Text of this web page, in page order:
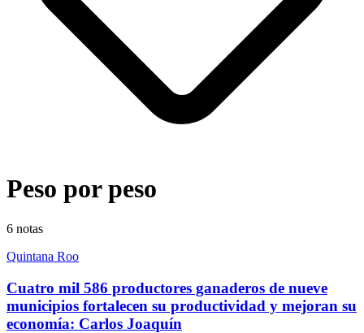
Peso por peso
6 notas
Quintana Roo
Cuatro mil 586 productores ganaderos de nueve
municipios fortalecen su productividad y mejoran su
economía: Carlos Joaquín